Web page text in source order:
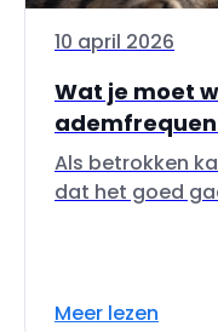
10 april 2026
Wat je moet
Als betrokken
dat het goed
Meer lezen